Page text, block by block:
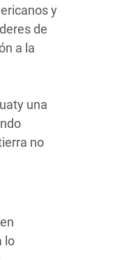
y
de
a la
una
no
lo